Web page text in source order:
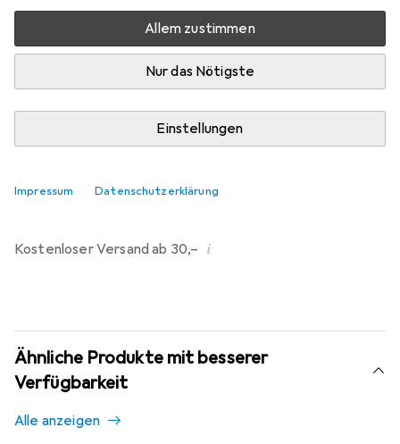
Allem zustimmen
Nur das Nötigste
Einstellungen
Impressum Datenschutzerklärung
Zwischen Do, 20.8. und Do, 3.9. geliefert
Nur 1 Stück an Lager beim Lieferanten
Benachrichtigen, wenn schneller verfügbar
In den Warenkorb
Kostenloser Versand ab 30,– i
Ähnliche Produkte mit besserer
Verfügbarkeit
Alle anzeigen